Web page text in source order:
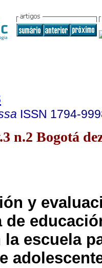
ISSN 1794-
n.2 Bogotá
y
de
la escuela